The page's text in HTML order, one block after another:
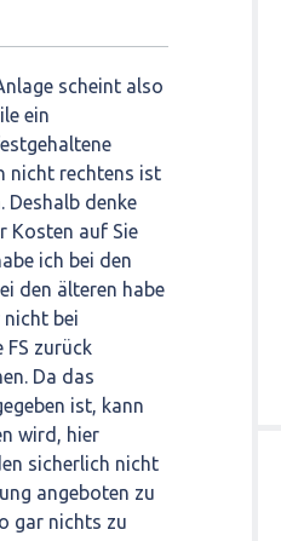
scheint also
ein
nicht rechtens ist
Deshalb denke
Kosten auf Sie
ich bei den
den älteren habe
nicht bei
FS zurück
Da das
ist, kann
wird, hier
sicherlich nicht
angeboten zu
gar nichts zu